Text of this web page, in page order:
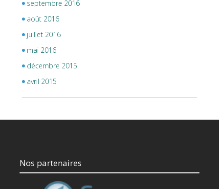
septembre 2016
août 2016
juillet 2016
mai 2016
décembre 2015
avril 2015
Nos partenaires